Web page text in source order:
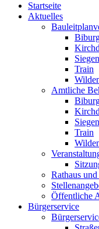
Startseite
Aktuelles
Train
Amtliche
Train
Rathaus
Öffentliche
Bürgerservice